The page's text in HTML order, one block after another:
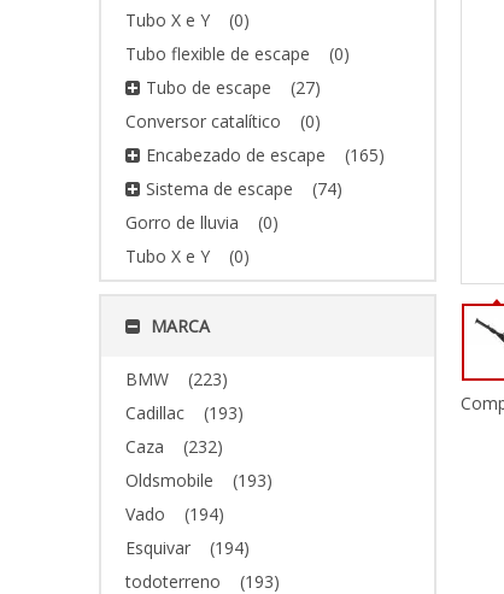
Tubo X e Y
(0)
Tubo flexible de escape
(0)
Tubo de escape
(27)
Conversor catalítico
(0)
Encabezado de escape
(165)
Sistema de escape
(74)
Gorro de lluvia
(0)
Tubo X e Y
(0)
MARCA
BMW
(223)
Cadillac
(193)
Caza
(232)
Oldsmobile
(193)
Vado
(194)
Esquivar
(194)
todoterreno
(193)